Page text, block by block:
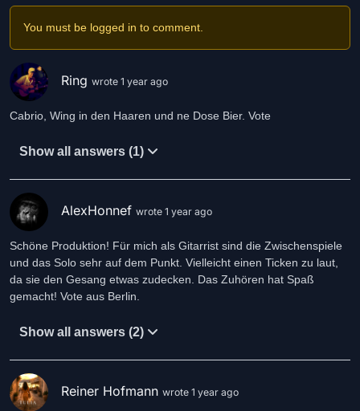
You must be logged in to comment.
Ring wrote 1 year ago
Cabrio, Wing in den Haaren und ne Dose Bier. Vote
Show all answers (1)
AlexHonnef wrote 1 year ago
Schöne Produktion! Für mich als Gitarrist sind die Zwischenspiele
und das Solo sehr auf dem Punkt. Vielleicht einen Ticken zu laut,
da sie den Gesang etwas zudecken. Das Zuhören hat Spaß
gemacht! Vote aus Berlin.
Show all answers (2)
Reiner Hofmann wrote 1 year ago